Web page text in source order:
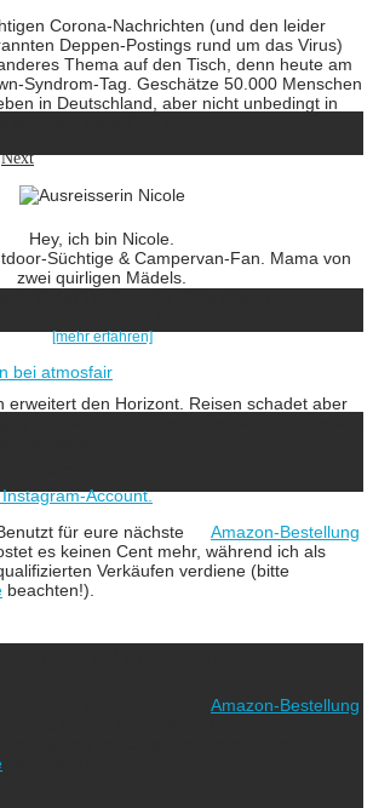
Corona-Nachrichten (und den leider
Deppen-Postings rund um das Virus)
Thema auf den Tisch, denn heute am
Syndrom-Tag. Geschätze 50.000 Menschen
in Deutschland, aber nicht unbedingt in
Next
Hey, ich bin Nicole.
Süchtige & Campervan-Fan. Mama von
zwei quirligen Mädels.
[mehr erfahren]
erweitert den Horizont. Reisen schadet aber
für eure nächste
Amazon-Bestellung
es keinen Cent mehr, während ich als
Verkäufen verdiene (bitte
beachten!).
Amazon-Bestellung